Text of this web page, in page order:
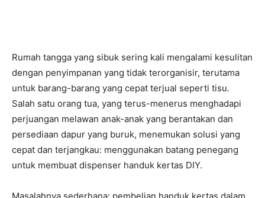
Rumah tangga yang sibuk sering kali mengalami kesulitan
dengan penyimpanan yang tidak terorganisir, terutama
untuk barang-barang yang cepat terjual seperti tisu.
Salah satu orang tua, yang terus-menerus menghadapi
perjuangan melawan anak-anak yang berantakan dan
persediaan dapur yang buruk, menemukan solusi yang
cepat dan terjangkau: menggunakan batang penegang
untuk membuat dispenser handuk kertas DIY.